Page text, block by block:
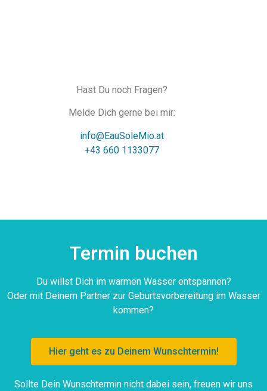
Hast Du noch Fragen?
Melde Dich gerne bei mir:
info@EauSoleMio.at
+43 660 1133077
Termin buchen
Du willst Dich im warmen Wasser entspannen?
Oder mit Deinem Partner zur Geburtsvorbereitung im Wasser
kommen?
Hier geht es zu Deinem Wunschtermin!
Sollte Dein Wunschtermin nicht dabei sein, freuen wir uns